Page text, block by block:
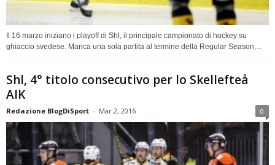
Il 16 marzo iniziano i playoff di Shl, il principale campionato di hockey su
ghiaccio svedese. Manca una sola partita al termine della Regular Season,...
Shl, 4° titolo consecutivo per lo Skellefteå
AIK
Redazione BlogDiSport - Mar 2, 2016 0